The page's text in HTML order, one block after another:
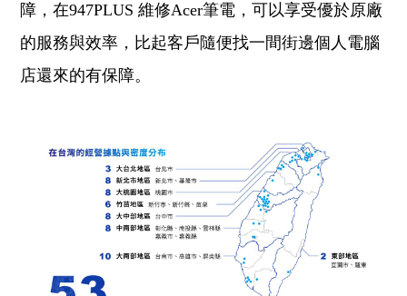
障，在947PLUS 維修Acer筆電，可以享受優於原廠
的服務與效率，比起客戶隨便找一間街邊個人電腦
店還來的有保障。